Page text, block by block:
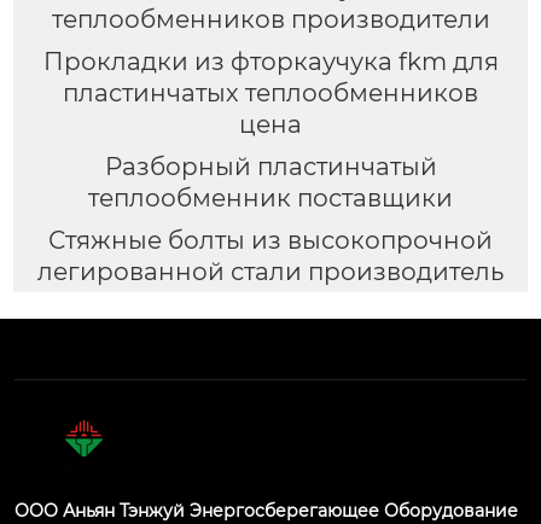
теплообменников производители
Прокладки из фторкаучука fkm для
пластинчатых теплообменников
цена
Разборный пластинчатый
теплообменник поставщики
Стяжные болты из высокопрочной
легированной стали производитель
ООО Аньян Тэнжуй Энергосберегающее Оборудование